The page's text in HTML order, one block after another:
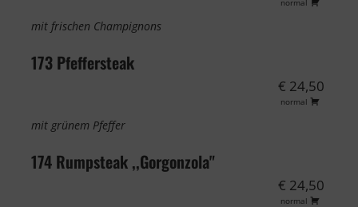
normal
mit frischen Champignons
173 Pfeffersteak
€ 24,50
normal
mit grünem Pfeffer
174 Rumpsteak ,,Gorgonzola"
€ 24,50
normal